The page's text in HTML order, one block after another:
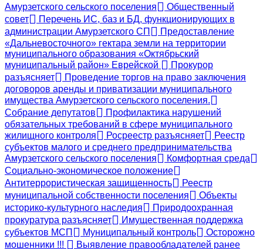
Амурзетского сельского поселения
Общественный
совет
Перечень ИС, баз и БД, функционирующих в
администрации Амурзетского СП
Предоставление
«Дальневосточного» гектара земли на территории
муниципального образования «Октябрьский
муниципальный район» Еврейской
Прокурор
разъясняет
Проведение торгов на право заключения
договоров аренды и приватизации муниципального
имущества Амурзетского сельского поселения.
Собрание депутатов
Профилактика нарушений
обязательных требований в сфере муниципального
жилищного контроля
Росреестр разъясняет
Реестр
субъектов малого и среднего предпринимательства
Амурзетского сельского поселения
Комфортная среда
Социально-экономическое положение
Антитеррористическая защищенность
Реестр
муниципальной собственности поселения
Объекты
историко-культурного наследия
Природоохранная
прокуратура разъясняет
Имущественная поддержка
субъектов МСП
Муниципальный контроль
Осторожно
мошенники !!!
Выявление правообладателей ранее